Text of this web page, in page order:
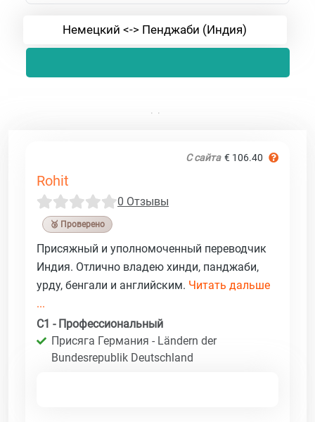
Немецкий <-> Пенджаби (Индия)
С сайта € 106.40
Rohit
0 Отзывы
🥉 Проверено
Присяжный и уполномоченный переводчик
Индия. Отлично владею хинди, панджаби,
урду, бенгали и английским. Читать дальше
...
C1 - Профессиональный
Присяга Германия - Ländern der
Bundesrepublik Deutschland